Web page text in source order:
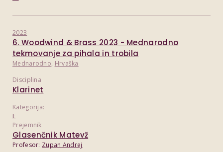
2023
6. Woodwind & Brass 2023 - Mednarodno
tekmovanje za pihala in trobila
Mednarodno, Hrvaška
Disciplina
Klarinet
Kategorija:
E
Prejemnik
Glasenčnik Matevž
Profesor: Zupan Andrej